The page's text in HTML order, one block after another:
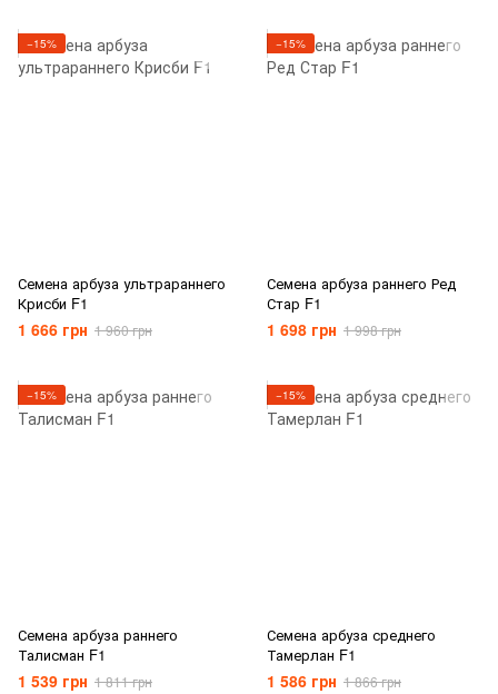
−15%
Семена арбуза ультрараннего
Крисби F1
1 666 грн 1 960 грн
−15%
Семена арбуза раннего Ред
Стар F1
1 698 грн 1 998 грн
−15%
Семена арбуза раннего
Талисман F1
1 539 грн 1 811 грн
−15%
Семена арбуза среднего
Тамерлан F1
1 586 грн 1 866 грн